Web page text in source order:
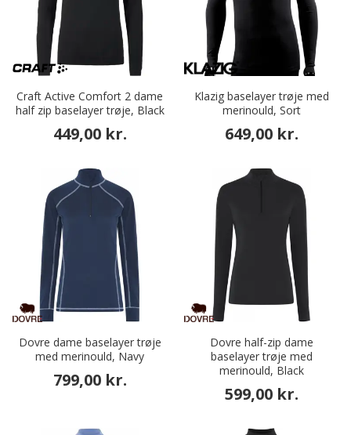
Craft Active Comfort 2 dame
half zip baselayer trøje, Black
449,00 kr.
Klazig baselayer trøje med
merinould, Sort
649,00 kr.
Dovre dame baselayer trøje
med merinould, Navy
799,00 kr.
Dovre half-zip dame
baselayer trøje med
merinould, Black
599,00 kr.